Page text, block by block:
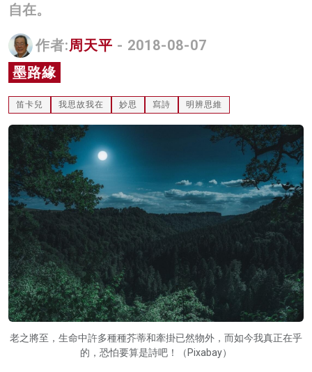
科技
影片
名家榜
灼見活動
關於我們
自在。
作者:周天平 - 2018-08-07
墨路緣
笛卡兒 我思故我在 妙思 寫詩 明辨思維
老之將至，生命中許多種種芥蒂和牽掛已然物外，而如今我真正在乎
的，恐怕要算是詩吧！（Pixabay）